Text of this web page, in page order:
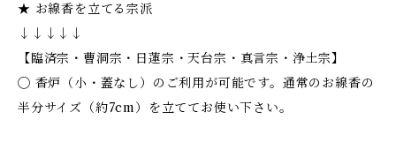
★ お線香を立てる宗派
↓↓↓↓↓
【臨済宗・曹洞宗・日蓮宗・天台宗・真言宗・浄土宗】
◯ 香炉（小・蓋なし）のご利用が可能です。通常のお線香の
半分サイズ（約7cm）を立ててお使い下さい。